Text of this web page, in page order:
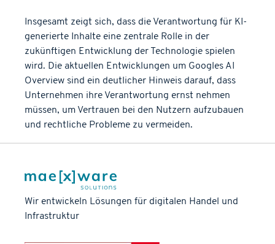
Insgesamt zeigt sich, dass die Verantwortung für KI-
generierte Inhalte eine zentrale Rolle in der
zukünftigen Entwicklung der Technologie spielen
wird. Die aktuellen Entwicklungen um Googles AI
Overview sind ein deutlicher Hinweis darauf, dass
Unternehmen ihre Verantwortung ernst nehmen
müssen, um Vertrauen bei den Nutzern aufzubauen
und rechtliche Probleme zu vermeiden.
Wir entwickeln Lösungen für digitalen Handel und
Infrastruktur